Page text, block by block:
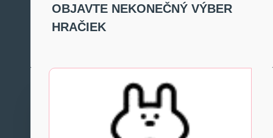
OBJAVTE NEKONEČNÝ VÝBER
HRAČIEK